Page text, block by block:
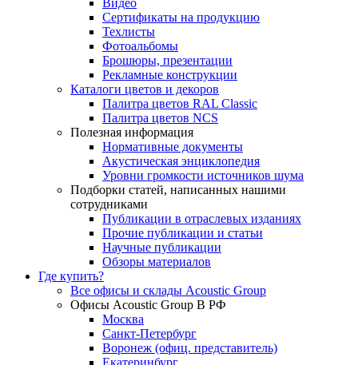
Видео
Сертификаты на продукцию
Техлисты
Фотоальбомы
Брошюры, презентации
Рекламные конструкции
Каталоги цветов и декоров
Палитра цветов RAL Сlassic
Палитра цветов NCS
Полезная информация
Нормативные документы
Акустическая энциклопедия
Уровни громкости источников шума
Подборки статей, написанных нашими
сотрудниками
Публикации в отраслевых изданиях
Прочие публикации и статьи
Научные публикации
Обзоры материалов
Где купить?
Все офисы и склады Acoustic Group
Офисы Acoustic Group В РФ
Москва
Санкт-Петербург
Воронеж (офиц. представитель)
Екатеринбург